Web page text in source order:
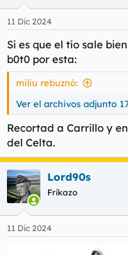
11 Dic 2024
Si es que el tío sale
b0t0 por esta:
miliu rebuznó:
Ver el archivos adjunto
Recortad a Carrillo y
del Celta.
Lord90s
Frikazo
11 Dic 2024